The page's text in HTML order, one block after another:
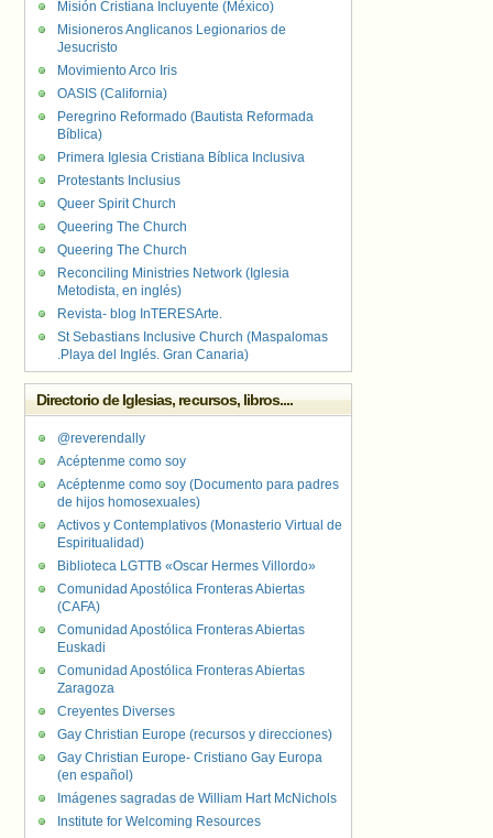
Misión Cristiana Incluyente (México)
Misioneros Anglicanos Legionarios de
Jesucristo
Movimiento Arco Iris
OASIS (California)
Peregrino Reformado (Bautista Reformada
Bíblica)
Primera Iglesia Cristiana Bíblica Inclusiva
Protestants Inclusius
Queer Spirit Church
Queering The Church
Queering The Church
Reconciling Ministries Network (Iglesia
Metodista, en inglés)
Revista- blog InTERESArte.
St Sebastians Inclusive Church (Maspalomas
.Playa del Inglés. Gran Canaria)
Directorio de Iglesias, recursos, libros....
@reverendally
Acéptenme como soy
Acéptenme como soy (Documento para padres
de hijos homosexuales)
Activos y Contemplativos (Monasterio Virtual de
Espiritualidad)
Biblioteca LGTTB «Oscar Hermes Villordo»
Comunidad Apostólica Fronteras Abiertas
(CAFA)
Comunidad Apostólica Fronteras Abiertas
Euskadi
Comunidad Apostólica Fronteras Abiertas
Zaragoza
Creyentes Diverses
Gay Christian Europe (recursos y direcciones)
Gay Christian Europe- Cristiano Gay Europa
(en español)
Imágenes sagradas de William Hart McNichols
Institute for Welcoming Resources